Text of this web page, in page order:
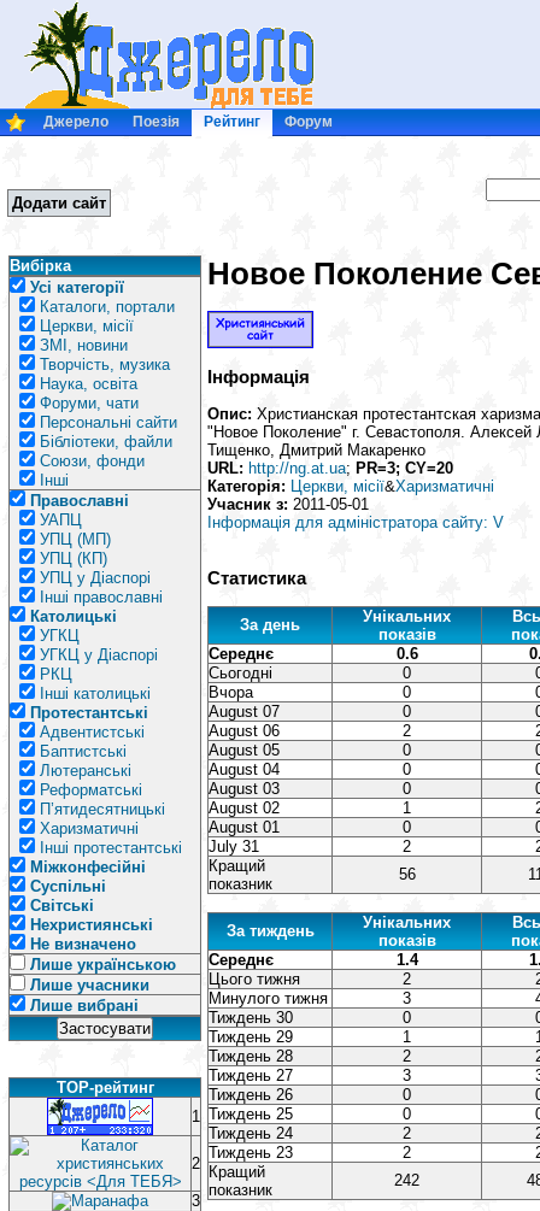
Джерело Поезія Рейтинг Форум
Додати сайт
Вибірка
Усі категорії
Каталоги, портали
Церкви, місії
ЗМІ, новини
Творчість, музика
Наука, освіта
Форуми, чати
Персональні сайти
Бібліотеки, файли
Союзи, фонди
Інші
Православні
УАПЦ
УПЦ (МП)
УПЦ (КП)
УПЦ у Діаспорі
Інші православні
Католицькі
УГКЦ
УГКЦ у Діаспорі
РКЦ
Інші католицькі
Протестантські
Адвентистські
Баптистські
Лютеранські
Реформатські
П’ятидесятницькі
Харизматичні
Інші протестантські
Міжконфесійні
Суспільні
Світські
Нехристиянські
Не визначено
Лише українською
Лише учасники
Лише вибрані
TOP-рейтинг
1
2
3
Новое Поколение
Інформація
Опис: Христианская протестантская
"Новое Поколение" г. Севастополя.
Тищенко, Дмитрий Макаренко
URL: http://ng.at.ua; PR=3; CY=20
Категорія: Церкви, місії&Харизматичні
Учасник з: 2011-05-01
Інформація для адміністратора сайту: V
Статистика
За день
Унікальних
показів
Середнє
0.6
Сьогодні
0
Вчора
0
August 07
0
August 06
2
August 05
0
August 04
0
August 03
0
August 02
1
August 01
0
July 31
2
Кращий
показник
56
За тиждень
Унікальних
показів
Середнє
1.4
Цього тижня
2
Минулого тижня
3
Тиждень 30
0
Тиждень 29
1
Тиждень 28
2
Тиждень 27
3
Тиждень 26
0
Тиждень 25
0
Тиждень 24
2
Тиждень 23
2
Кращий
показник
242